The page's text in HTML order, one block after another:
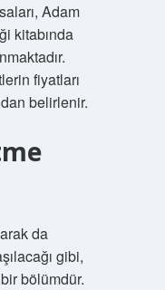
Adam
kitabında
fiyatları
belirlenir.
da
gibi,
bölümdür.